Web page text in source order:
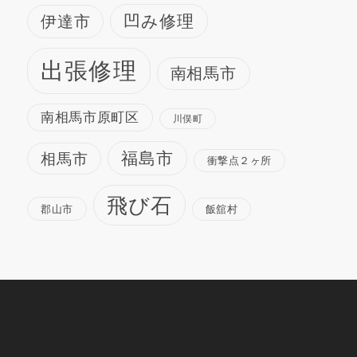
伊達市 凹み修理
出張修理 南相馬市
南相馬市原町区 川俣町
相馬市 福島市 衝撃点２ヶ所
郡山市 飛び石 飯舘村